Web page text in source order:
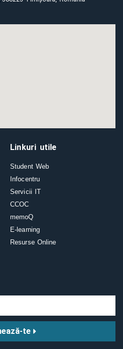
Linkuri utile
Student Web
Infocentru
Servicii IT
CCOC
memoQ
E-learning
Resurse Online
te